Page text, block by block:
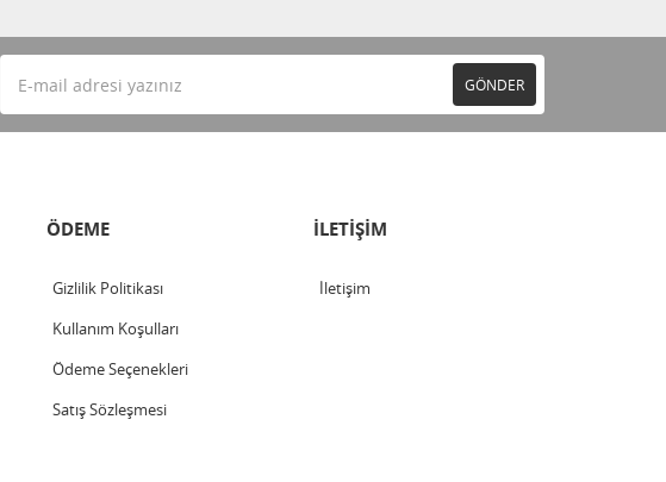
GÖNDER
ÖDEME
Gizlilik Politikası
Kullanım Koşulları
Ödeme Seçenekleri
Satış Sözleşmesi
İLETİŞİM
İletişim